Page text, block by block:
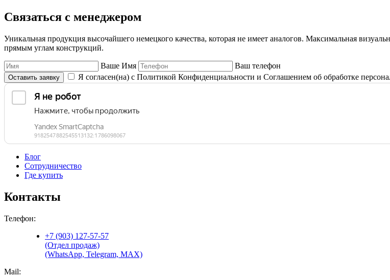
Связаться с менеджером
Уникальная продукция высочайшего немецкого качества, которая не имеет аналогов. Максимальная
прямым углам конструкций.
Ваше Имя Ваш телефон
Оставить заявку Я согласен(на) с Политикой Конфиденциальности и Соглашением об обработке
Блог
Сотрудничество
Где купить
Контакты
Телефон:
+7 (903) 127-57-57
(Отдел продаж)
(WhatsApp, Telegram, MAX)
Mail: